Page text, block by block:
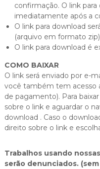
confirmação. O link
imediatamente após a
O link para download
(arquivo em formato
O link para download é
COMO BAIXAR
O link será enviado por e-
você também tem acesso
de pagamento). Para
sobre o link e aguardar o
download . Caso o
direito sobre o link e
Trabalhos usando
serão denunciados.